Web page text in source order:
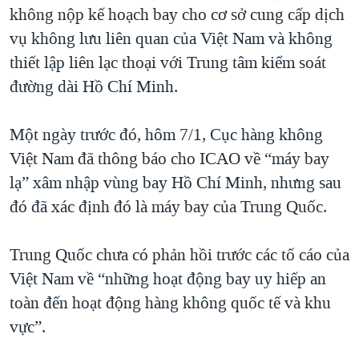
không nộp kế hoạch bay cho cơ sở cung cấp dịch
vụ không lưu liên quan của Việt Nam và không
thiết lập liên lạc thoại với Trung tâm kiểm soát
đường dài Hồ Chí Minh.
Một ngày trước đó, hôm 7/1, Cục hàng không
Việt Nam đã thông báo cho ICAO về “máy bay
lạ” xâm nhập vùng bay Hồ Chí Minh, nhưng sau
đó đã xác định đó là máy bay của Trung Quốc.
Trung Quốc chưa có phản hồi trước các tố cáo của
Việt Nam về “những hoạt động bay uy hiếp an
toàn đến hoạt động hàng không quốc tế và khu
vực”.